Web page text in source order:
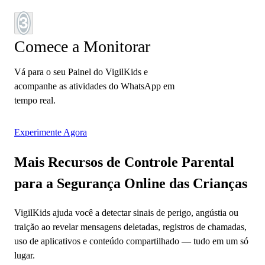
3
Comece a Monitorar
Vá para o seu Painel do VigilKids e
acompanhe as atividades do WhatsApp em
tempo real.
Experimente Agora
Mais Recursos de Controle Parental
para a Segurança Online das Crianças
VigilKids ajuda você a detectar sinais de perigo, angústia ou
traição ao revelar mensagens deletadas, registros de chamadas,
uso de aplicativos e conteúdo compartilhado — tudo em um só
lugar.